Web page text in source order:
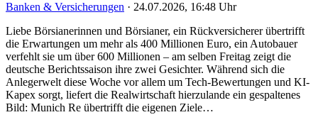
Banken & Versicherungen · 24.07.2026, 16:48 Uhr
Liebe Börsianerinnen und Börsianer, ein Rückversicherer übertrifft
die Erwartungen um mehr als 400 Millionen Euro, ein Autobauer
verfehlt sie um über 600 Millionen – am selben Freitag zeigt die
deutsche Berichtssaison ihre zwei Gesichter. Während sich die
Anlegerwelt diese Woche vor allem um Tech-Bewertungen und KI-
Kapex sorgt, liefert die Realwirtschaft hierzulande ein gespaltenes
Bild: Munich Re übertrifft die eigenen Ziele…